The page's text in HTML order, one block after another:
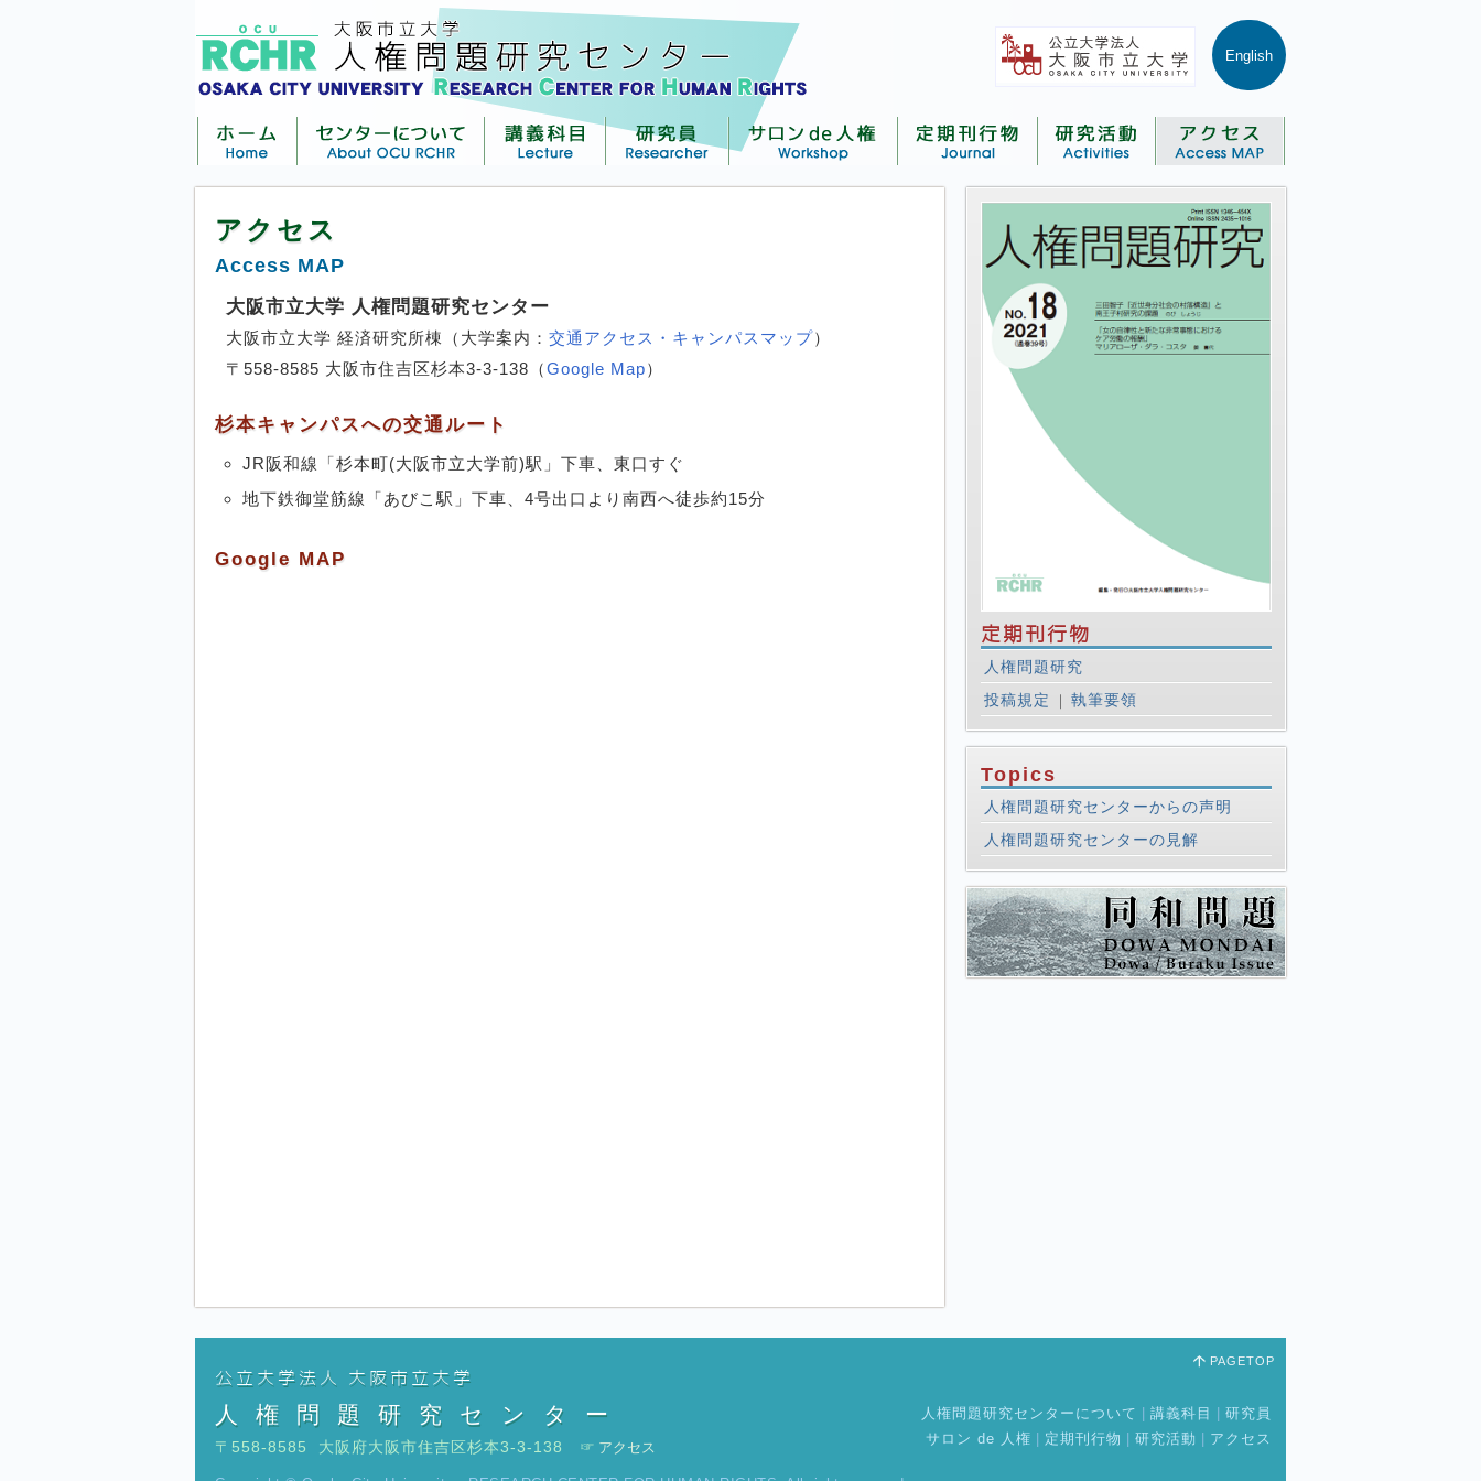
English
アクセス
Access MAP
大阪市立大学 人権問題研究センター
大阪市立大学 経済研究所棟（大学案内： 交通アクセス・キャンパスマップ）
〒558-8585 大阪市住吉区杉本3-3-138（Google Map）
杉本キャンパスへの交通ルート
JR阪和線「杉本町(大阪市立大学前)駅」下車、東口すぐ
地下鉄御堂筋線「あびこ駅」下車、4号出口より南西へ徒歩約15分
Google MAP
定期刊行物
人権問題研究
投稿規定
｜ 執筆要領
Topics
人権問題研究センターからの声明
人権問題研究センターの見解
PAGETOP
人権問題研究センターについて 講義科目
研究員
サロン de 人権
定期刊行物 研究活動 アクセス
公立大学法人 大阪市立大学
人権問題研究センター
〒558-8585 大阪府大阪市住吉区杉本3-3-138 ☞ アクセス